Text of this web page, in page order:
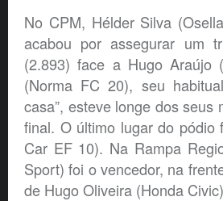
No CPM, Hélder Silva
acabou por assegurar um
(2.893) face a Hugo Araújo
(Norma FC 20), seu
casa”, esteve longe dos
final. O último lugar do pódio
Car EF 10). Na Rampa
Sport) foi o vencedor, na
de Hugo Oliveira (Honda